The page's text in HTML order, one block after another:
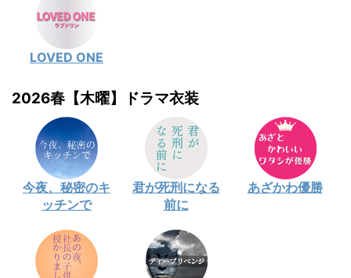
LOVED ONE
2026春【木曜】ドラマ衣装
今夜、秘密のキ
ッチンで
君が死刑になる
前に
あざかわ優勝